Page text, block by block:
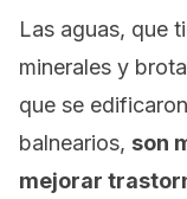
Las aguas, que
minerales y
que se
balnearios, son
mejorar